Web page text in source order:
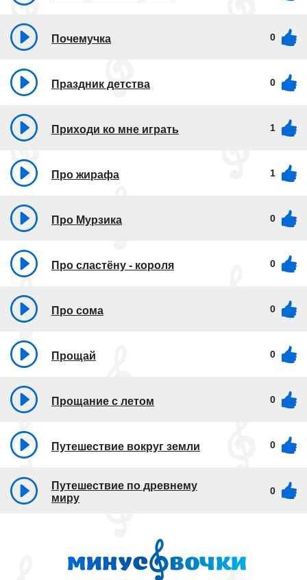
Почемучка 0
Праздник детства 0
Приходи ко мне играть 1
Про жирафа 1
Про Мурзика 0
Про сластёну - короля 0
Про сома 0
Прощай 0
Прощание с летом 0
Путешествие вокруг земли 0
Путешествие по древнему
миру
0